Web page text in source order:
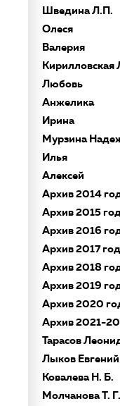
Шведина Л.П.
Олеся
Валерия
Любовь
Анжелика
Ирина
Мурзина
Илья
Алексей
Архив 2014
Архив 2015
Архив 2016
Архив 2017 год
Архив 2018
Архив 2019
Архив 2020
Архив 2021-
Тарасов
Лыков
Ковалева Н. Б.
Молчанова Т. Г.